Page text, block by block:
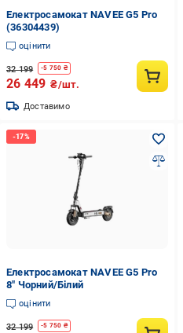
Електросамокат NAVEE G5 Pro
(36304439)
оцінити
32 199 -5 750 ₴
26 449 ₴/шт.
Доставимо
Електросамокат NAVEE G5 Pro
8" Чорний/Білий
оцінити
32 199 -5 750 ₴